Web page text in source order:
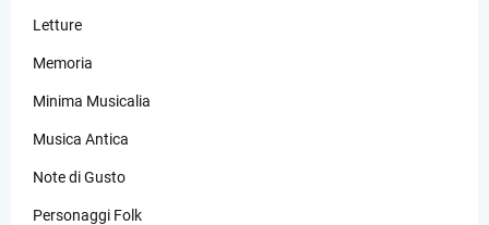
Letture
Memoria
Minima Musicalia
Musica Antica
Note di Gusto
Personaggi Folk